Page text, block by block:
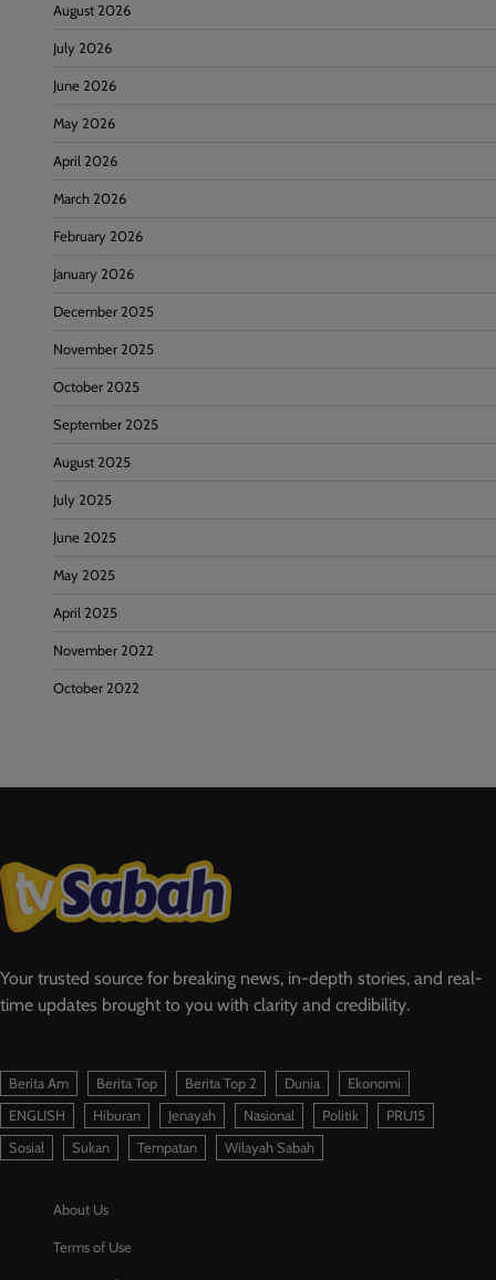
August 2026
July 2026
June 2026
May 2026
April 2026
March 2026
February 2026
January 2026
December 2025
November 2025
October 2025
September 2025
August 2025
July 2025
June 2025
May 2025
April 2025
November 2022
October 2022
Your trusted source for breaking news, in-depth stories, and real-
time updates brought to you with clarity and credibility.
Berita Am Berita Top Berita Top 2 Dunia
Ekonomi
ENGLISH
Hiburan Jenayah Nasional Politik
PRU15
Sosial
Sukan Tempatan Wilayah Sabah
About Us
Terms of Use